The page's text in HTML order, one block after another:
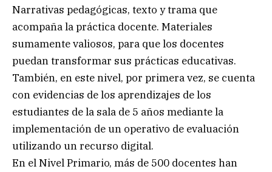
Narrativas pedagógicas, texto y trama que
acompaña la práctica docente. Materiales
sumamente valiosos, para que los docentes
puedan transformar sus prácticas educativas.
También, en este nivel, por primera vez, se cuenta
con evidencias de los aprendizajes de los
estudiantes de la sala de 5 años mediante la
implementación de un operativo de evaluación
utilizando un recurso digital.
En el Nivel Primario, más de 500 docentes han